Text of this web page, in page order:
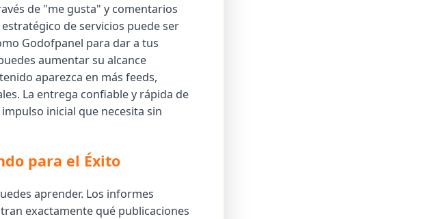
de "me gusta" y comentarios
de servicios puede ser
Godofpanel para dar a tus
aumentar su alcance
aparezca en más feeds,
La entrega confiable y rápida de
inicial que necesita sin
para el Éxito
aprender. Los informes
exactamente qué publicaciones